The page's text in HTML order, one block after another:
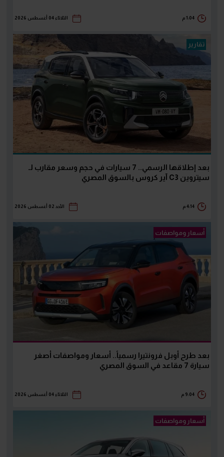
1:04 م الثلاثاء 04 أغسطس 2026
تقارير
بعد إطلاقها الرسمي.. 7 سيارات في حجم وسعر مقارب لـ
سيتروين C3 آير كروس بالسوق المصري
4:14 م الأحد 02 أغسطس 2026
أسعار ومواصفات
بعد طرح أوبل فرونتيرا رسمياً.. أسعار ومواصفات أصغر
سيارة 7 مقاعد في السوق المصري
9:04 م الثلاثاء 04 أغسطس 2026
أسعار ومواصفات